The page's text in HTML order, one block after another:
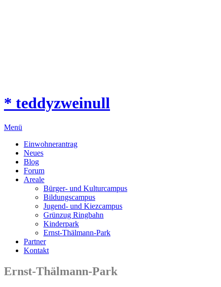
* teddyzweinull
Menü
Einwohnerantrag
Neues
Blog
Forum
Areale
Bürger- und Kulturcampus
Bildungscampus
Jugend- und Kiezcampus
Grünzug Ringbahn
Kinderpark
Ernst-Thälmann-Park
Partner
Kontakt
Ernst-Thälmann-Park